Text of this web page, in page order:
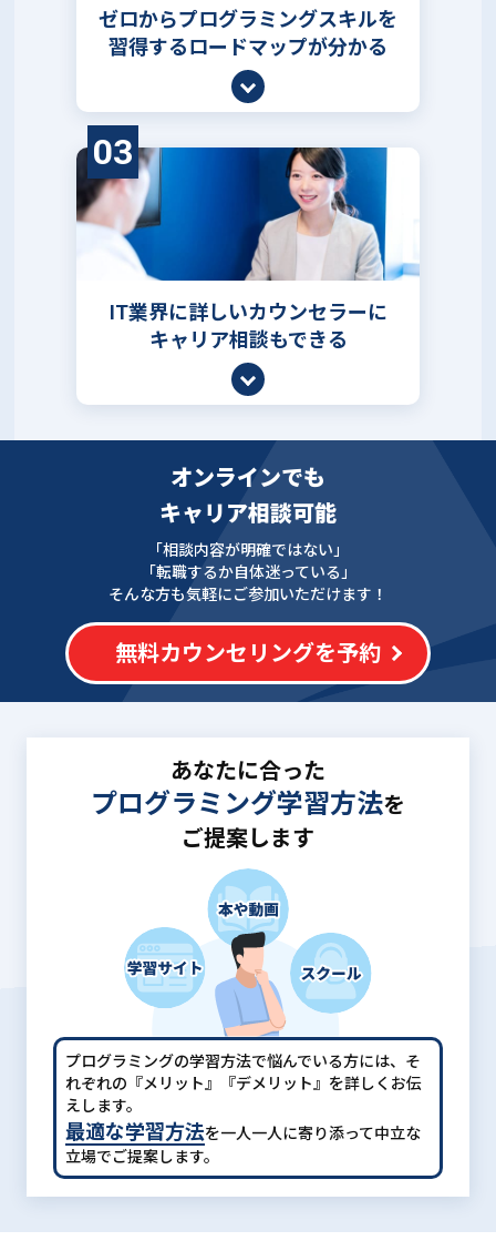
ゼロからプログラミングスキルを
習得するロードマップが分かる
03
IT業界に詳しいカウンセラーに
キャリア相談もできる
オンラインでも
キャリア相談可能
「相談内容が明確ではない」
「転職するか自体迷っている」
そんな方も気軽にご参加いただけます！
無料カウンセリングを予約
あなたに合った
プログラミング学習方法を
ご提案します
プログラミングの学習方法で悩んでいる方には、 そ
れぞれの『メリット』『デメリット』を詳しくお伝
えします。
最適な学習方法を一人一人に寄り添って中立な
立場でご提案します。